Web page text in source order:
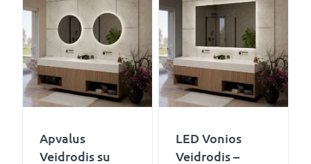
Apvalus
Veidrodis su
LED Vonios
Veidrodis –